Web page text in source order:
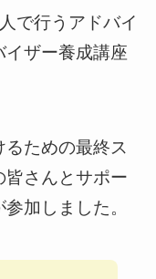
で行うアドバイ
ザー養成講座
るための最終ス
皆さんとサポー
加しました。